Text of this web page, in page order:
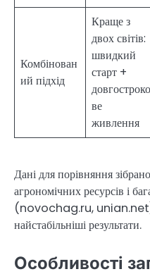
Комбінован
ий підхід
Краще з
двох світів:
швидкий
старт +
довгостроко
ве
живлення
Дані для порівняння
агрономічних ресурсів і
(novochag.ru, unian.net).
найстабільніші результати.
Особливості